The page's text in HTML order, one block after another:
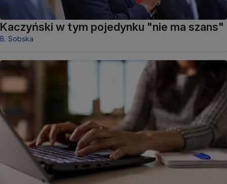
Kaczyński w tym pojedynku "nie ma szans"
B. Sobska